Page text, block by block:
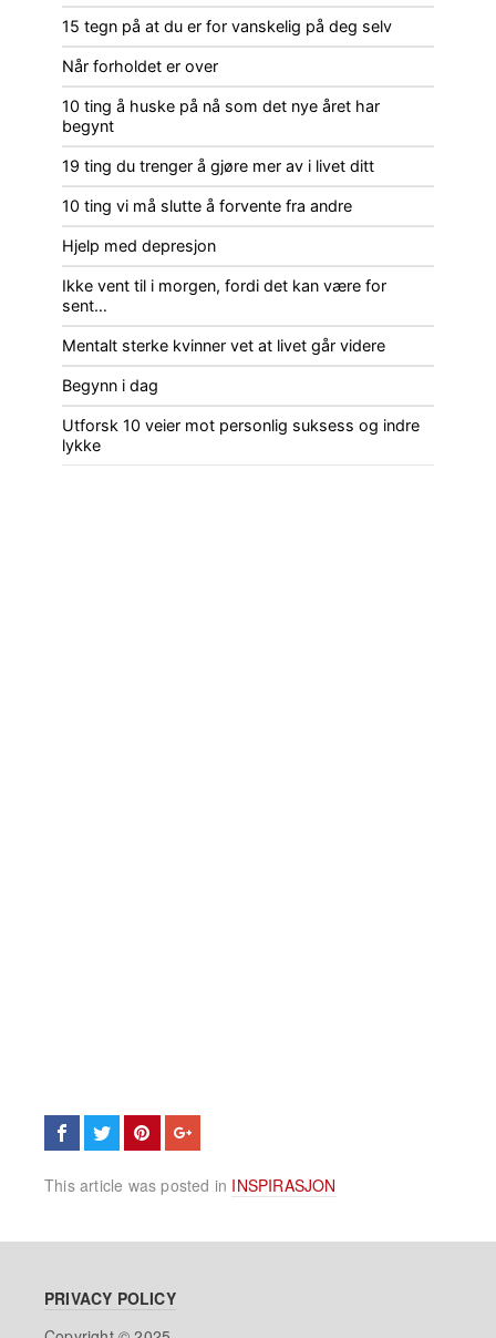
15 tegn på at du er for vanskelig på deg selv
Når forholdet er over
10 ting å huske på nå som det nye året har
begynt
19 ting du trenger å gjøre mer av i livet ditt
10 ting vi må slutte å forvente fra andre
Hjelp med depresjon
Ikke vent til i morgen, fordi det kan være for
sent…
Mentalt sterke kvinner vet at livet går videre
Begynn i dag
Utforsk 10 veier mot personlig suksess og indre
lykke
This article was posted in INSPIRASJON
PRIVACY POLICY